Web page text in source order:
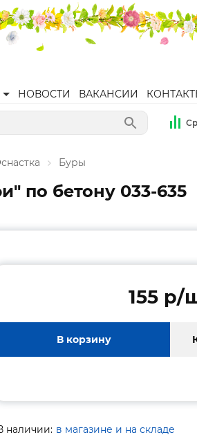
НОВОСТИ ВАКАНСИИ
Буры
по бетону 033-635
155 p/
В корзину
наличии: в магазине и на складе